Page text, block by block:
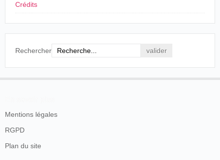
Crédits
Rechercher
Mentions légales
RGPD
Plan du site